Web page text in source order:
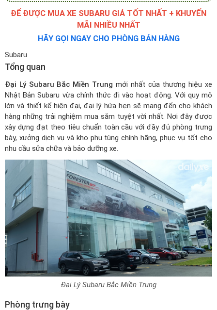
ĐỂ ĐƯỢC MUA XE SUBARU GIÁ TỐT NHẤT + KHUYẾN
MÃI NHIỀU NHẤT
HÃY GỌI NGAY CHO PHÒNG BÁN HÀNG
Subaru
Tổng quan
Đại Lý Subaru Bắc Miền Trung mới nhất của thương hiệu xe
Nhật Bản Subaru vừa chính thức đi vào hoạt động. Với quy mô
lớn và thiết kế hiện đại, đại lý hứa hẹn sẽ mang đến cho khách
hàng những trải nghiệm mua sắm tuyệt vời nhất. Nơi đây được
xây dựng đạt theo tiêu chuẩn toàn cầu với đầy đủ phòng trưng
bày, xưởng dịch vụ và kho phụ tùng chính hãng, phục vụ tốt cho
nhu cầu sửa chữa và bảo dưỡng xe.
Đại Lý Subaru Bắc Miền Trung
Phòng trưng bày